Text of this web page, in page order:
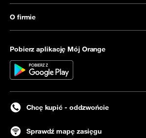
O firmie
Pobierz aplikację Mój Orange
Chcę kupić - oddzwońcie
Sprawdź mapę zasięgu